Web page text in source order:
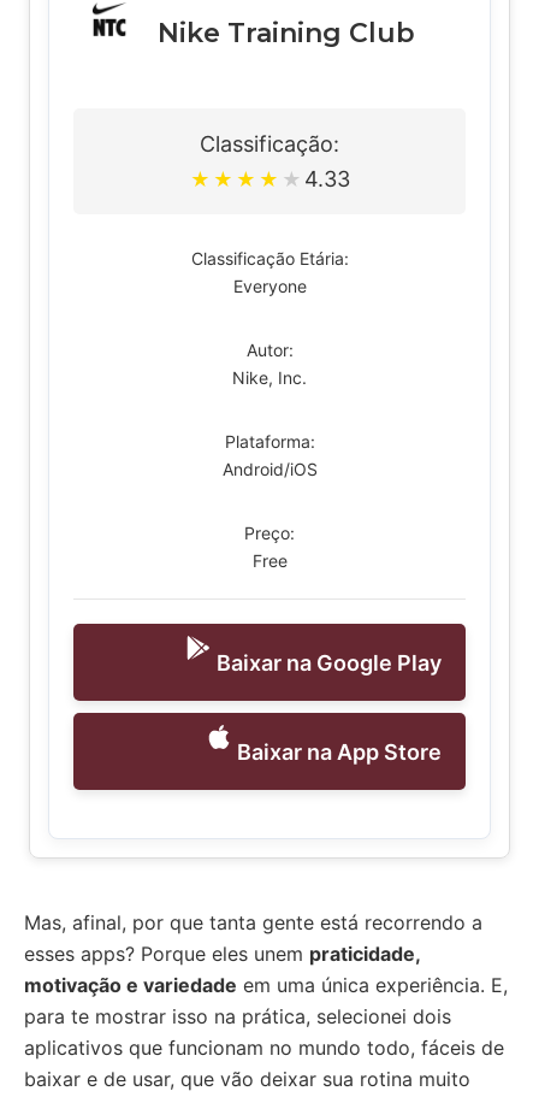
Nike Training Club
Classificação:
★ ★ ★ ★ ★ 4.33
Classificação Etária:
Everyone
Autor:
Nike, Inc.
Plataforma:
Android/iOS
Preço:
Free
Baixar na Google Play
Baixar na App Store
Mas, afinal, por que tanta gente está recorrendo a
esses apps? Porque eles unem praticidade,
motivação e variedade em uma única experiência. E,
para te mostrar isso na prática, selecionei dois
aplicativos que funcionam no mundo todo, fáceis de
baixar e de usar, que vão deixar sua rotina muito